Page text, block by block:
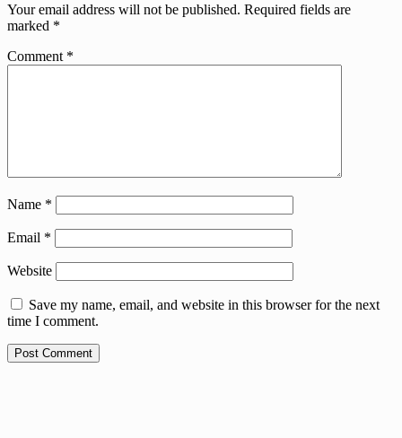
Your email address will not be published. Required fields are
marked *
Comment *
Name *
Email *
Website
Save my name, email, and website in this browser for the next
time I comment.